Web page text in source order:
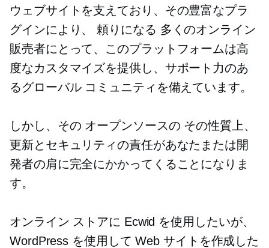
ウェブサイトを支えており、その豊富なプラ
グインにより、 頼りになる 多くのオンライン
販売者にとって、このプラットフォームは高
度なカスタマイズを提供し、サポート力のあ
るグローバル コミュニティを備えています。
しかし、その オープンソースの その性質上、
更新とセキュリティの責任があなたまたは開
発者の肩に完全にかかってくることになりま
す。
オンライン ストアに Ecwid を使用したいが、
WordPress を使用して Web サイトを作成した